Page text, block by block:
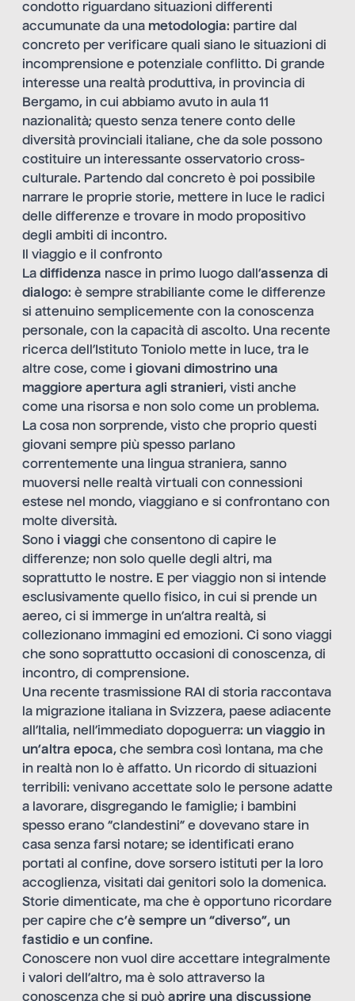
condotto riguardano situazioni differenti
accumunate da una metodologia: partire dal
concreto per verificare quali siano le situazioni di
incomprensione e potenziale conflitto. Di grande
interesse una realtà produttiva, in provincia di
Bergamo, in cui abbiamo avuto in aula 11
nazionalità; questo senza tenere conto delle
diversità provinciali italiane, che da sole possono
costituire un interessante osservatorio cross-
culturale. Partendo dal concreto è poi possibile
narrare le proprie storie, mettere in luce le radici
delle differenze e trovare in modo propositivo
degli ambiti di incontro.
Il viaggio e il confronto
La diffidenza nasce in primo luogo dall’assenza di
dialogo: è sempre strabiliante come le differenze
si attenuino semplicemente con la conoscenza
personale, con la capacità di ascolto. Una recente
ricerca dell’Istituto Toniolo mette in luce, tra le
altre cose, come i giovani dimostrino una
maggiore apertura agli stranieri, visti anche
come una risorsa e non solo come un problema.
La cosa non sorprende, visto che proprio questi
giovani sempre più spesso parlano
correntemente una lingua straniera, sanno
muoversi nelle realtà virtuali con connessioni
estese nel mondo, viaggiano e si confrontano con
molte diversità.
Sono i viaggi che consentono di capire le
differenze; non solo quelle degli altri, ma
soprattutto le nostre. E per viaggio non si intende
esclusivamente quello fisico, in cui si prende un
aereo, ci si immerge in un’altra realtà, si
collezionano immagini ed emozioni. Ci sono viaggi
che sono soprattutto occasioni di conoscenza, di
incontro, di comprensione.
Una recente trasmissione RAI di storia raccontava
la migrazione italiana in Svizzera, paese adiacente
all’Italia, nell’immediato dopoguerra: un viaggio in
un’altra epoca, che sembra così lontana, ma che
in realtà non lo è affatto. Un ricordo di situazioni
terribili: venivano accettate solo le persone adatte
a lavorare, disgregando le famiglie; i bambini
spesso erano “clandestini” e dovevano stare in
casa senza farsi notare; se identificati erano
portati al confine, dove sorsero istituti per la loro
accoglienza, visitati dai genitori solo la domenica.
Storie dimenticate, ma che è opportuno ricordare
per capire che c’è sempre un “diverso”, un
fastidio e un confine.
Conoscere non vuol dire accettare integralmente
i valori dell’altro, ma è solo attraverso la
conoscenza che si può aprire una discussione